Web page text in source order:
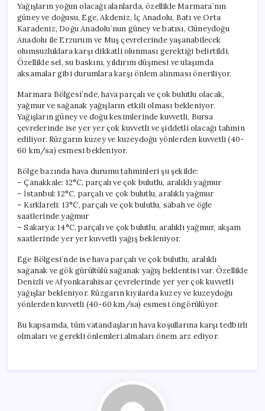
Yağışların yoğun olacağı alanlarda, özellikle Marmara’nın
güney ve doğusu, Ege, Akdeniz, İç Anadolu, Batı ve Orta
Karadeniz, Doğu Anadolu’nun güney ve batısı, Güneydoğu
Anadolu ile Erzurum ve Muş çevrelerinde yaşanabilecek
olumsuzluklara karşı dikkatli olunması gerektiği belirtildi.
Özellikle sel, su baskını, yıldırım düşmesi ve ulaşımda
aksamalar gibi durumlara karşı önlem alınması öneriliyor.
Marmara Bölgesi’nde, hava parçalı ve çok bulutlu olacak,
yağmur ve sağanak yağışların etkili olması bekleniyor.
Yağışların güney ve doğu kesimlerinde kuvvetli, Bursa
çevrelerinde ise yer yer çok kuvvetli ve şiddetli olacağı tahmin
ediliyor. Rüzgarın kuzey ve kuzeydoğu yönlerden kuvvetli (40-
60 km/sa) esmesi bekleniyor.
Bölge bazında hava durumu tahminleri şu şekilde:
– Çanakkale: 12°C, parçalı ve çok bulutlu, aralıklı yağmur
– İstanbul: 12°C, parçalı ve çok bulutlu, aralıklı yağmur
– Kırklareli: 13°C, parçalı ve çok bulutlu, sabah ve öğle
saatlerinde yağmur
– Sakarya: 14°C, parçalı ve çok bulutlu, aralıklı yağmur, akşam
saatlerinde yer yer kuvvetli yağış bekleniyor.
Ege Bölgesi’nde ise hava parçalı ve çok bulutlu, aralıklı
sağanak ve gök gürültülü sağanak yağış beklentisi var. Özellikle
Denizli ve Afyonkarahisar çevrelerinde yer yer çok kuvvetli
yağışlar bekleniyor. Rüzgarın kıyılarda kuzey ve kuzeydoğu
yönlerden kuvvetli (40-60 km/sa) esmesi öngörülüyor.
Bu kapsamda, tüm vatandaşların hava koşullarına karşı tedbirli
olmaları ve gerekli önlemleri almaları önem arz ediyor.